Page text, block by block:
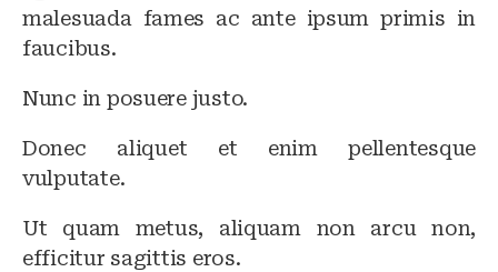
malesuada fames ac ante ipsum primis in
faucibus.
Nunc in posuere justo.
Donec aliquet et enim pellentesque
vulputate.
Ut quam metus, aliquam non arcu non,
efficitur sagittis eros.